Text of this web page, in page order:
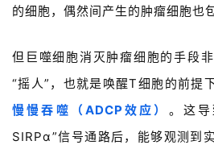
h
联
我
们
的细胞，偶然间产生的肿瘤细胞也
但巨噬细胞消灭肿瘤细胞的手段
“摇人”，也就是唤醒T细胞的前提下
慢慢吞噬（ADCP效应） 。这
SIRPα”信号通路后，能够观测到